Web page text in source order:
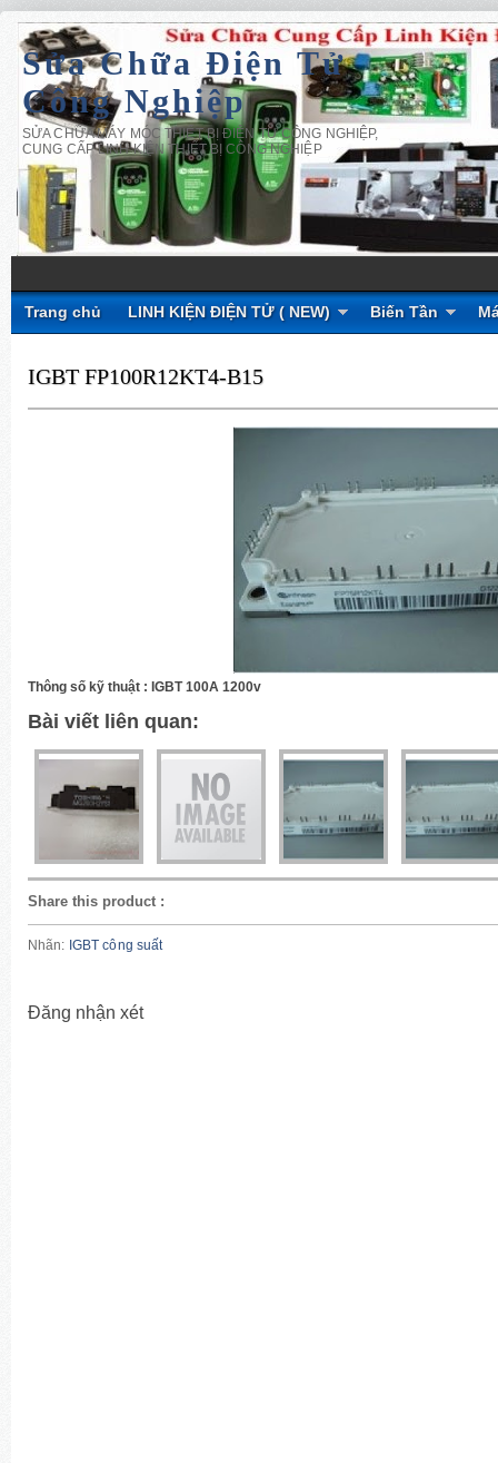
Sửa Chữa Điện Tử
Công Nghiệp
SỬA CHỮA MÁY MÓC THIẾT BỊ ĐIỆN TỬ CÔNG NGHIỆP,
CUNG CẤP LINH KIỆN THIẾT BỊ CÔNG NGHIỆP
Trang chủ LINH KIỆN ĐIỆN TỬ ( NEW) Biến Tần
IGBT FP100R12KT4-B15
Thông số kỹ thuật : IGBT 100A 1200v
Bài viết liên quan:
Share this product :
Nhãn: IGBT công suất
Đăng nhận xét